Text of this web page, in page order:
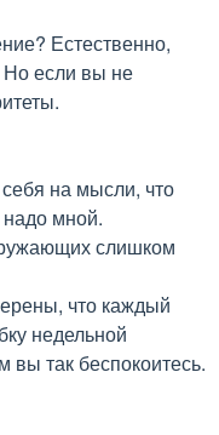
Естественно,
Но если вы не
на мысли, что
надо мной.
слишком
что каждый
недельной
вы так беспокоитесь.